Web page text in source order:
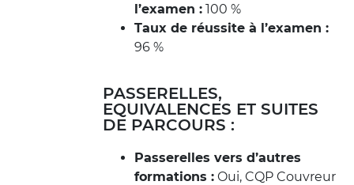
l’examen : 100 %
Taux de réussite à l’examen :
96 %
PASSERELLES,
EQUIVALENCES ET SUITES
DE PARCOURS :
Passerelles vers d’autres
formations : Oui, CQP Couvreur